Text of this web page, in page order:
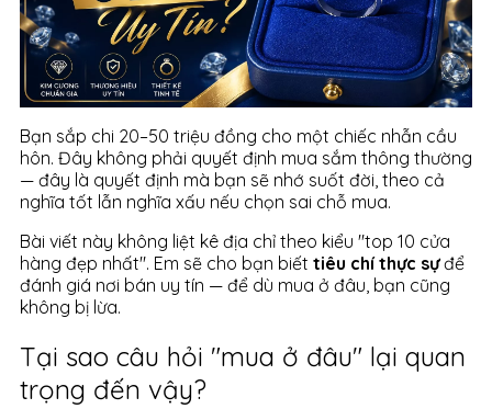
Bạn sắp chi 20–50 triệu đồng cho một chiếc nhẫn cầu
hôn. Đây không phải quyết định mua sắm thông thường
— đây là quyết định mà bạn sẽ nhớ suốt đời, theo cả
nghĩa tốt lẫn nghĩa xấu nếu chọn sai chỗ mua.
Bài viết này không liệt kê địa chỉ theo kiểu "top 10 cửa
hàng đẹp nhất". Em sẽ cho bạn biết tiêu chí thực sựđể
đánh giá nơi bán uy tín — để dù mua ở đâu, bạn cũng
không bị lừa.
Tại sao câu hỏi "mua ở đâu" lại quan
trọng đến vậy?